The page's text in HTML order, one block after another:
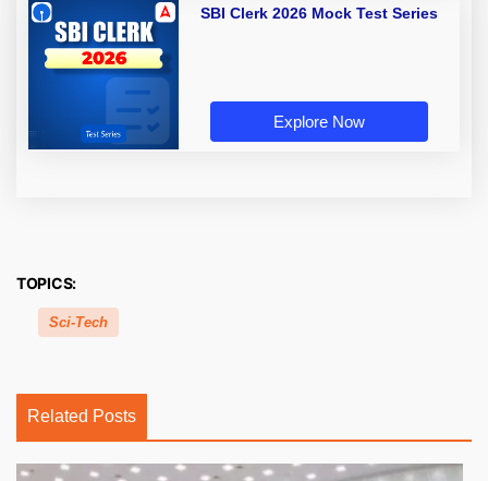
SBI Clerk 2026 Mock Test Series
Explore Now
TOPICS:
Sci-Tech
Related Posts